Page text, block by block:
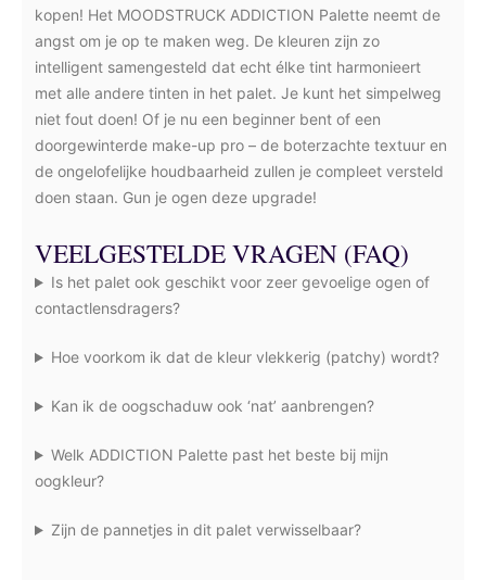
kopen! Het MOODSTRUCK ADDICTION Palette neemt de
angst om je op te maken weg. De kleuren zijn zo
intelligent samengesteld dat echt élke tint harmonieert
met alle andere tinten in het palet. Je kunt het simpelweg
niet fout doen! Of je nu een beginner bent of een
doorgewinterde make-up pro – de boterzachte textuur en
de ongelofelijke houdbaarheid zullen je compleet versteld
doen staan. Gun je ogen deze upgrade!
VEELGESTELDE VRAGEN (FAQ)
Is het palet ook geschikt voor zeer gevoelige ogen of
contactlensdragers?
Hoe voorkom ik dat de kleur vlekkerig (patchy) wordt?
Kan ik de oogschaduw ook ‘nat’ aanbrengen?
Welk ADDICTION Palette past het beste bij mijn
oogkleur?
Zijn de pannetjes in dit palet verwisselbaar?